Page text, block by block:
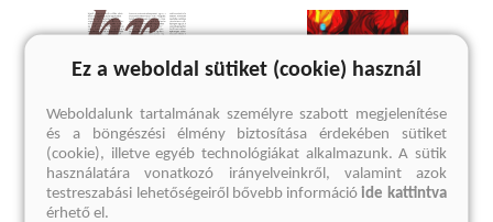
Ez a weboldal sütiket (cookie) használ
Weboldalunk tartalmának személyre szabott megjelenítése
és a böngészési élmény biztosítása érdekében sütiket
(cookie), illetve egyéb technológiákat alkalmazunk. A sütik
használatára vonatkozó irányelveinkről, valamint azok
testreszabási lehetőségeiről bővebb információide kattintva
érhető el.